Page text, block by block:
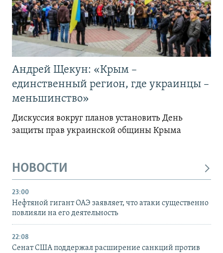
Андрей Щекун: «Крым –
единственный регион, где украинцы –
меньшинство»
Дискуссия вокруг планов установить День
защиты прав украинской общины Крыма
НОВОСТИ
23:00
Нефтяной гигант ОАЭ заявляет, что атаки существенно
повлияли на его деятельность
22:08
Сенат США поддержал расширение санкций против